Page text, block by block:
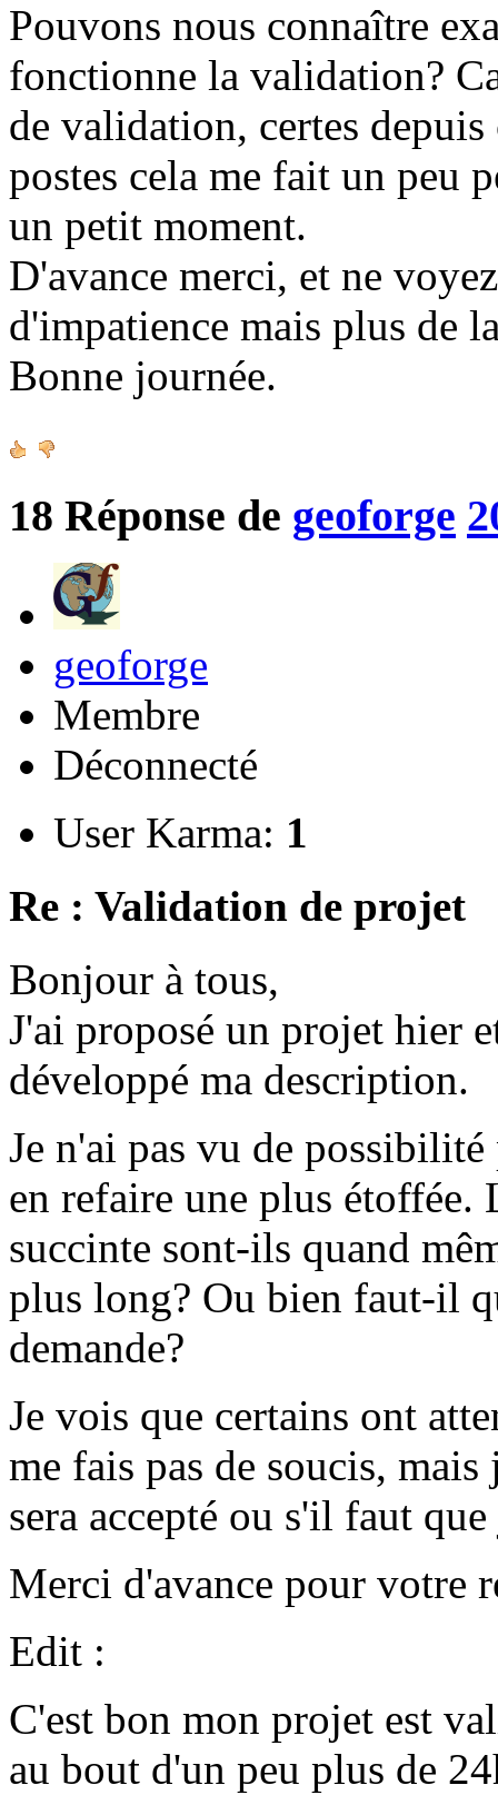
Pouvons nous connaître
fonctionne la validation?
de validation, certes
postes cela me fait un peu
un petit moment.
D'avance merci, et ne
d'impatience mais plus de
Bonne journée.
18 Réponse de geoforge
geoforge
Membre
Déconnecté
User Karma: 1
Re : Validation de projet
Bonjour à tous,
J'ai proposé un projet hier
développé ma description.
Je n'ai pas vu de
en refaire une plus étoffée.
succinte sont-ils quand
plus long? Ou bien faut-il
demande?
Je vois que certains ont
me fais pas de soucis,
sera accepté ou s'il faut
Merci d'avance pour votre
Edit :
C'est bon mon projet est
au bout d'un peu plus de